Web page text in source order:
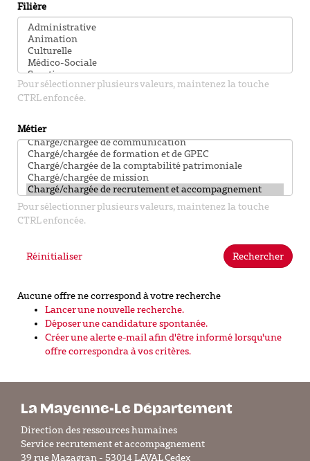
Filière
Pour sélectionner plusieurs valeurs, maintenez la touche
CTRL enfoncée.
Métier
Pour sélectionner plusieurs valeurs, maintenez la touche
CTRL enfoncée.
Rechercher
Réinitialiser
Aucune offre ne correspond à votre recherche
Lancer une nouvelle recherche.
Déposer une candidature spontanée.
Créer une alerte e-mail afin d'être informé lorsqu'une
offre correspondra à vos critères.
La Mayenne-Le Département
Direction des ressources humaines
Service recrutement et accompagnement
39 rue Mazagran - 53014 LAVAL Cedex